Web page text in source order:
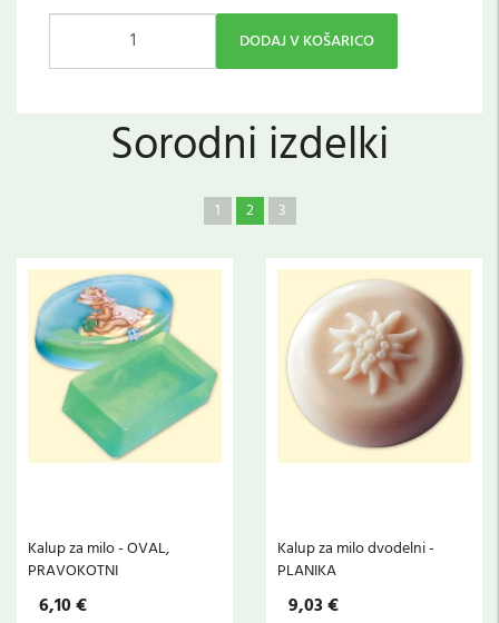
DODAJ V KOŠARICO
Sorodni izdelki
1 2 3
Kalup za milo - OVAL,
PRAVOKOTNI
6,10 €
Kalup za milo dvodelni -
PLANIKA
9,03 €